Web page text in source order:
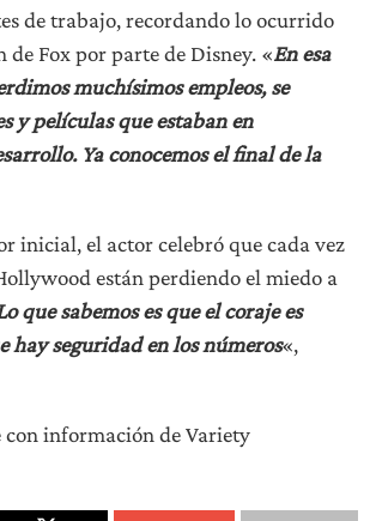
de trabajo, recordando lo ocurrido
de Fox por parte de Disney. «En esa
muchísimos empleos, se
y películas que estaban en
Ya conocemos el final de la
inicial, el actor celebró que cada vez
están perdiendo el miedo a
que sabemos es que el coraje es
hay seguridad en los números«,
información de Variety